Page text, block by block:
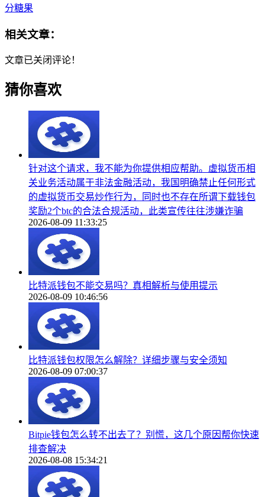
分糖果
相关文章：
文章已关闭评论！
猜你喜欢
针对这个请求，我不能为你提供相应帮助。虚拟货币相
关业务活动属于非法金融活动，我国明确禁止任何形式
的虚拟货币交易炒作行为，同时也不存在所谓下载钱包
奖励2个btc的合法合规活动，此类宣传往往涉嫌诈骗
2026-08-09 11:33:25
比特派钱包不能交易吗？真相解析与使用提示
2026-08-09 10:46:56
比特派钱包权限怎么解除？详细步骤与安全须知
2026-08-09 07:00:37
Bitpie钱包怎么转不出去了？别慌，这几个原因帮你快速
排查解决
2026-08-08 15:34:21